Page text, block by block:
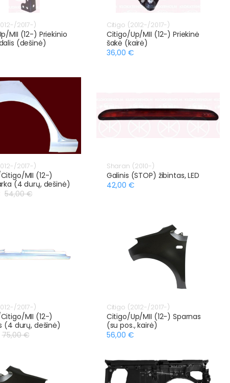
2017-)
MII (12-) Priekinio
(dešinė)
Citigo (2012-/2017-)
Citigo/Up/MII (12-) Priekinė
šakė (kairė)
36,00 €
2017-)
MII (12-)
(4 durų, dešinė)
54,00 €
Sharan (2010-)
Galinis (STOP) žibintas, LED
42,00 €
2017-)
MII (12-)
(4 durų, dešinė)
75,00 €
Citigo (2012-/2017-)
Citigo/Up/MII (12-) Sparnas
(su pos., kairė)
56,00 €